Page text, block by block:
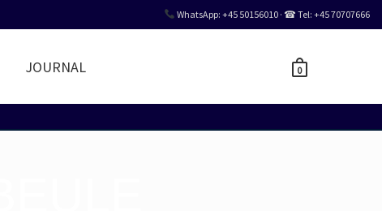
WhatsApp: +45 50156010 · ☎ Tel: +45 70707666
JOURNAL 0